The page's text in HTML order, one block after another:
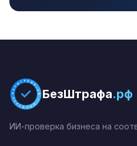
БЕЗШТРАФА.РФ * ПРОВЕРЕНО *БезШтрафа.рф
ИИ-проверка бизнеса на